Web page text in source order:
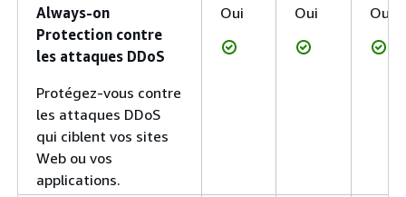
Always-on
Protection contre
les attaques DDoS
Protégez-vous contre
les attaques DDoS
qui ciblent vos sites
Web ou vos
applications.
Oui Oui Oui